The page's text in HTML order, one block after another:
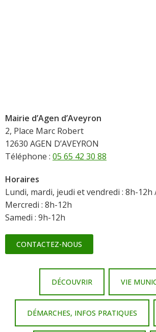
Mairie d’Agen d’Aveyron
2, Place Marc Robert
12630 AGEN D’AVEYRON
Téléphone : 05 65 42 30 88
Horaires
Lundi, mardi, jeudi et vendredi : 8h-12h
Mercredi : 8h-12h
Samedi : 9h-12h
CONTACTEZ-NOUS
DÉCOUVRIR VIE
DÉMARCHES, INFOS PRATIQUES